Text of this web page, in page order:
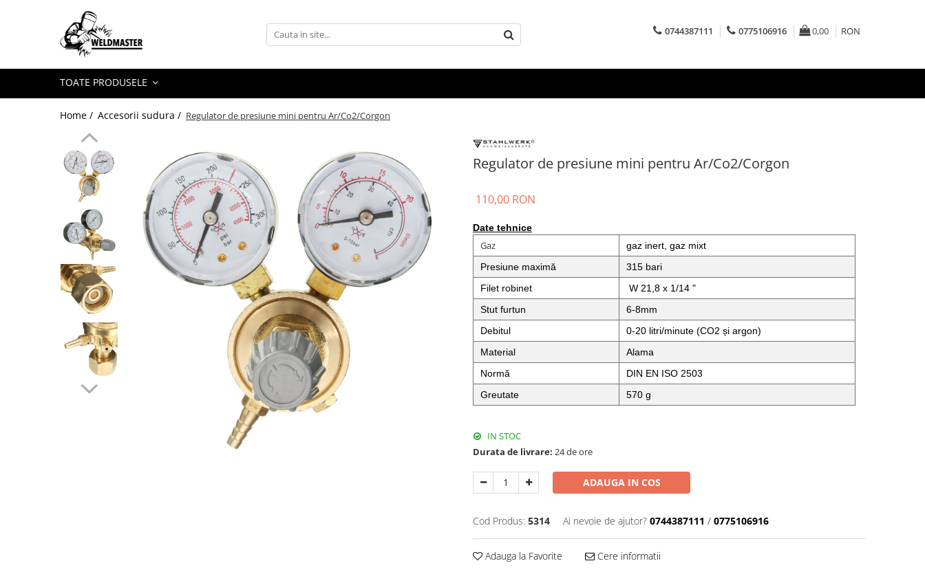
Toate Produsele
Aparate de sudura MIG-MAG
Aparate sudura aluminiu AC/DC
Masti de sudura cu cristale lichide
Accesorii sudura
Accesorii MIG MAG
Accesorii taiere cu plasma
Accesorii TIG/WIG
Consumabile, accesorii laser
Pistolete sudura MIG/MAG
Pistolete sudura TIG/WIG
Aparate de taiere cu plasma
Incalzitoare, sobe cu ulei ars
Piese incalzitoare cu ulei ars MTM
0744387111 0775106916 0,00 RON
TOATE PRODUSELE
Home / Accesorii sudura / Regulator de presiune mini pentru Ar/Co2/Corgon
Regulator de presiune mini pentru Ar/Co2/Corgon
110,00 RON
Date tehnice
Gaz
gaz inert, gaz mixt
Presiune maximă
315 bari
Filet robinet
W 21,8 x 1/14 "
Stut furtun
6-8mm
Debitul
0-20 litri/minute (CO2 și argon)
Material
Alama
Normă
DIN EN ISO 2503
Greutate
570 g
IN STOC
Durata de livrare: 24 de ore
ADAUGA IN COS
Cod Produs: 5314 Ai nevoie de ajutor? 0744387111 / 0775106916
Adauga la Favorite Cere informatii